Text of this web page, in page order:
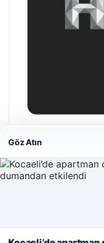
Hastaş Beton
Web sitemizi nasıl
kullanıyoruz.
Çerez
Göz Atın